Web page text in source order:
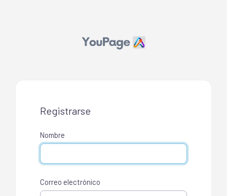
Registrarse
Nombre
Correo electrónico